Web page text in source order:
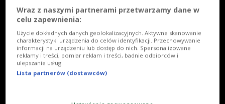
Wraz z naszymi partnerami przetwarzamy dane w
celu zapewnienia:
Użycie dokładnych danych geolokalizacyjnych. Aktywne skanowanie
charakterystyki urządzenia do celów identyfikacji. Przechowywanie
informacji na urządzeniu lub dostęp do nich. Spersonalizowane
reklamy i treści, pomiar reklam i treści, badnie odbiorców i
ulepszanie usług.
Lista partnerów (dostawców)